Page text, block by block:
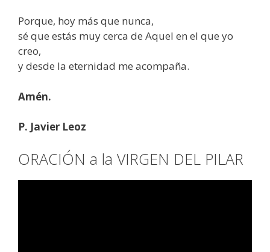
Porque, hoy más que nunca,
sé que estás muy cerca de Aquel en el que yo
creo,
y desde la eternidad me acompaña.
Amén.
P. Javier Leoz
ORACIÓN a la VIRGEN DEL PILAR